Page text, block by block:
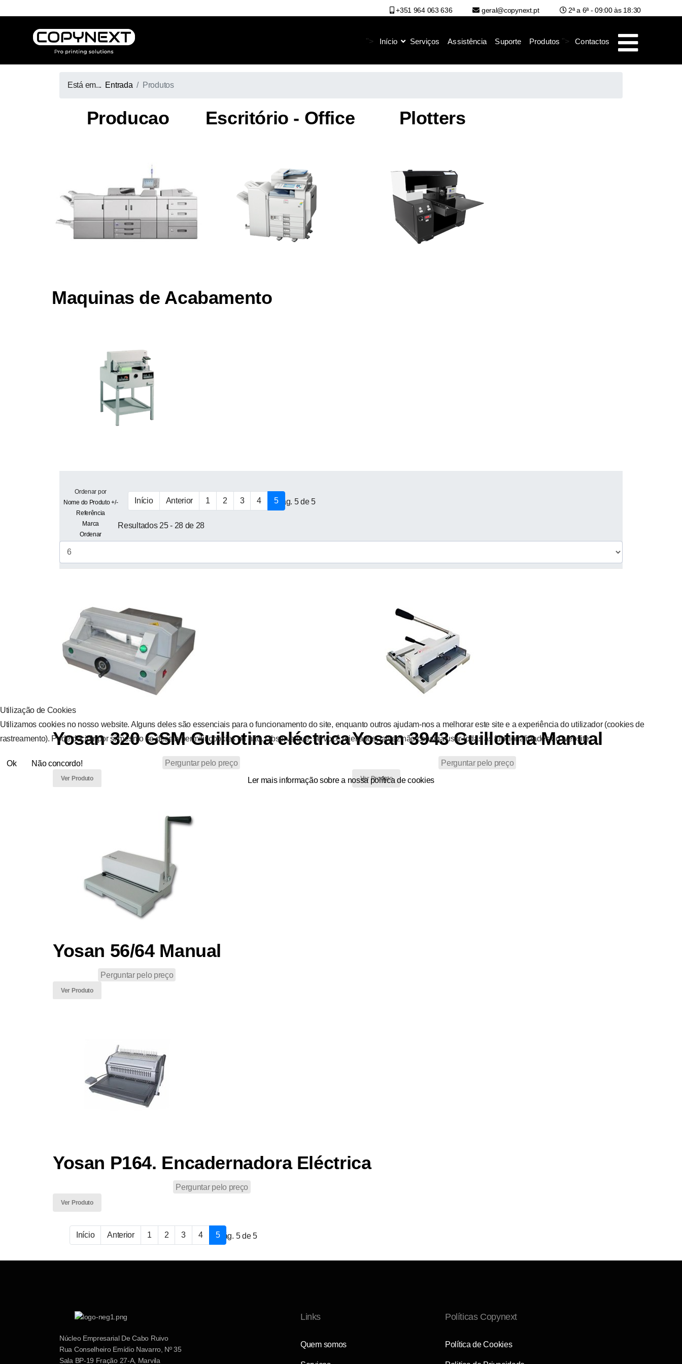
+351 964 063 636 geral@copynext.pt 2ª a 6ª - 09:00 às 18:30
"> Início Serviços Assistência Suporte Produtos "> Contactos
Está em... Entrada Produtos
Producao Escritório - Office Plotters
Maquinas de Acabamento
Ordenar por
Nome do Produto +/-
Referência
Marca
Ordenar
Início Anterior 1 2 3 4 5Pág. 5 de 5
Resultados 25 - 28 de 28
Yosan 320 GSM Guillotina eléctrica
Perguntar pelo preço
Ver Produto
Yosan 3943 Guillotina Manual
Perguntar pelo preço
Ver Produto
Yosan 56/64 Manual
Perguntar pelo preço
Ver Produto
Yosan P164. Encadernadora Eléctrica
Perguntar pelo preço
Ver Produto
Início Anterior 1 2 3 4 5Pág. 5 de 5
Núcleo Empresarial De Cabo Ruivo
Rua Conselheiro Emídio Navarro, Nº 35
Sala BP-19 Fração 27-A, Marvila
Links
Quem somos
Políticas Copynext
Política de Cookies
Utilização de Cookies
Utilizamos cookies no nosso website. Alguns deles são essenciais para o funcionamento do site, enquanto outros ajudam-nos a melhorar este site e a experiência do utilizador (cookies de
rastreamento). Pode decidir por si mesmo se deseja permitir cookies ou não. Observe que, se você rejeitá-los, talvez não consiga usar todas as funcionalidades do website.
Ok
Não concordo!
Ler mais informação sobre a nossa política de cookies